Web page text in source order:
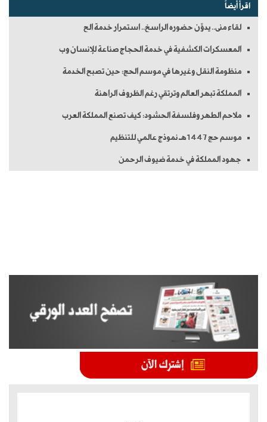
اقرأ أيضاً
لقاء منى.. يدوِّن حضوره الراسخ.. استمرار خدمة الح
المعسكرات الكشفية في خدمة الحجاج صناعة للإنسان وب
منظومة النقل وغيرها في موسم الحج: حين تصبح الخدمة
المملكة تبهر العالم وترتقي رغم الظروف الراهنة
ملاحم الطهر وفلسفة الحشود: كيف تصنع المملكة العرب
موسم حج 1447هـ نموذج عالمي للتنظيم
جهود المملكة في خدمة ضيوف الرحمن